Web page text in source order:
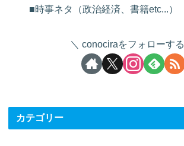
■時事ネタ（政治経済、書籍etc...）
conociraをフォローする
カテゴリー